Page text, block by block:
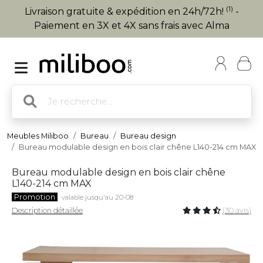
Livraison gratuite & expédition en 24h/72h! (1) -
Paiement en 3X et 4X sans frais avec Alma
Meubles Miliboo Bureau
Bureau design
Bureau modulable design en bois clair chêne L140-214 cm MAX
Bureau modulable design en bois clair chêne
L140-214 cm MAX
Promotion valable jusqu'au 20-08
Description détaillée (30 avis)